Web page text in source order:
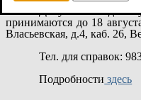
Документы для
принимаются до 18
Власьевская, д.4, каб. 26,
Тел. для справок:
Подробности здесь